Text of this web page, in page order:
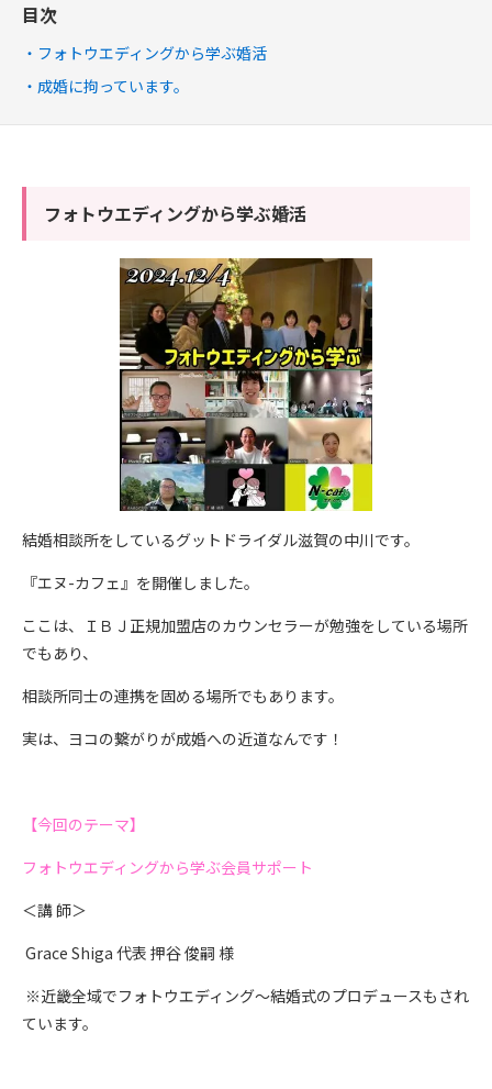
目次
フォトウエディングから学ぶ婚活
成婚に拘っています。
フォトウエディングから学ぶ婚活
結婚相談所をしているグットドライダル滋賀の中川です。
『エヌ-カフェ』を開催しました。
ここは、ＩＢＪ正規加盟店のカウンセラーが勉強をしている場所
でもあり、
相談所同士の連携を固める場所でもあります。
実は、ヨコの繋がりが成婚への近道なんです！
【今回のテーマ】
フォトウエディングから学ぶ会員サポート
＜講 師＞
Grace Shiga 代表 押谷 俊嗣 様
※近畿全域でフォトウエディング～結婚式のプロデュースもされ
ています。